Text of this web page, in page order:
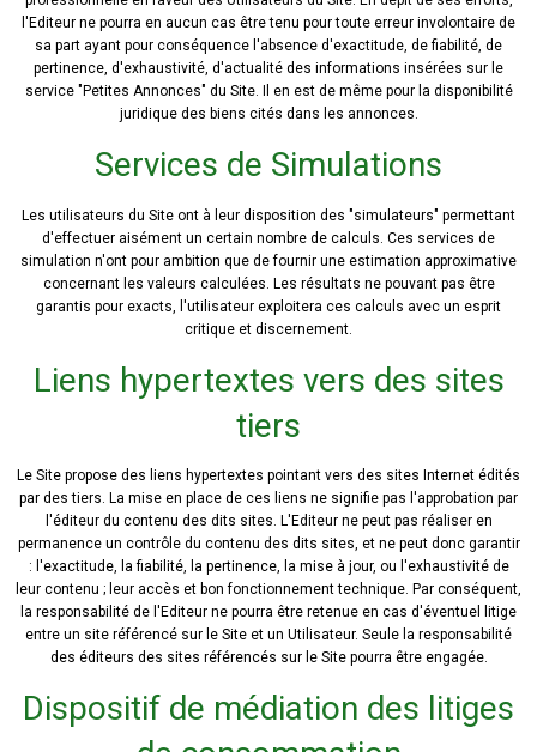
l'Editeur ne pourra en aucun cas être tenu pour toute erreur involontaire de
sa part ayant pour conséquence l'absence d'exactitude, de fiabilité, de
pertinence, d'exhaustivité, d'actualité des informations insérées sur le
service "Petites Annonces" du Site. Il en est de même pour la disponibilité
juridique des biens cités dans les annonces.
Services de Simulations
Les utilisateurs du Site ont à leur disposition des "simulateurs" permettant
d'effectuer aisément un certain nombre de calculs. Ces services de
simulation n'ont pour ambition que de fournir une estimation approximative
concernant les valeurs calculées. Les résultats ne pouvant pas être
garantis pour exacts, l'utilisateur exploitera ces calculs avec un esprit
critique et discernement.
Liens hypertextes vers des sites
tiers
Le Site propose des liens hypertextes pointant vers des sites Internet édités
par des tiers. La mise en place de ces liens ne signifie pas l'approbation par
l'éditeur du contenu des dits sites. L'Editeur ne peut pas réaliser en
permanence un contrôle du contenu des dits sites, et ne peut donc garantir
: l'exactitude, la fiabilité, la pertinence, la mise à jour, ou l'exhaustivité de
leur contenu ; leur accès et bon fonctionnement technique. Par conséquent,
la responsabilité de l'Editeur ne pourra être retenue en cas d'éventuel litige
entre un site référencé sur le Site et un Utilisateur. Seule la responsabilité
des éditeurs des sites référencés sur le Site pourra être engagée.
Dispositif de médiation des litiges